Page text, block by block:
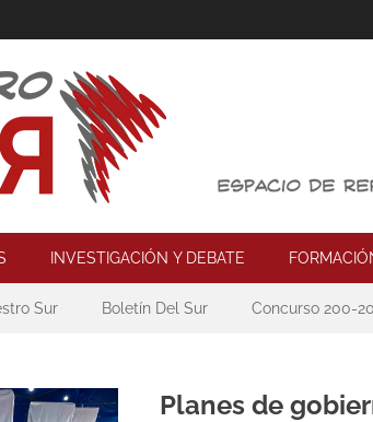
Sur
acción política
INVESTIGACIÓN Y DEBATE
Sur Boletín Del Sur Concurso 200-
Planes de